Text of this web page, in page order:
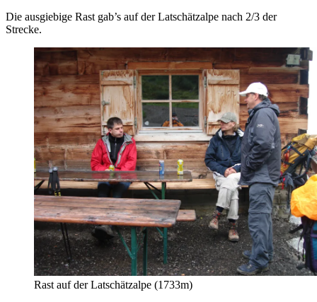
Die ausgiebige Rast gab’s auf der Latschätzalpe nach 2/3 der
Strecke.
Rast auf der Latschätzalpe (1733m)